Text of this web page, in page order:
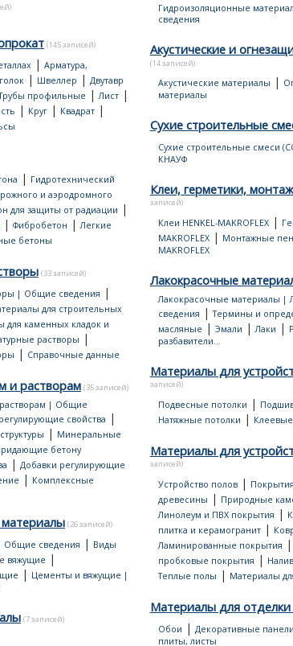
(145 записей)
| Арматура,
| Швеллер | Двутавр
профильные |Лист|
| Круг| Квадрат|
| Гидротехнический
и аэродромного
для защиты от радиации |
| Фибробетон |Легкие
бетоны
(33 записей)
| Общие сведения |
для строительных
для каменных кладок и
растворы |
| Справочные данные
и растворам (35 записей)
| Общие
свойства |
| Минеральные
бетону
| Добавки регулирующие
| Комплексные
(26 записей)
Общие сведения | Виды
вяжущие |
| Цементы и вяжущие |
(7 записей)
Гидроизоляционные
сведения
Акустические и
(14 записей)
Акустические материалы |
материалы
Сухие строительные
Сухие строительные смеси
КНАУФ
Клеи, герметики,
записей)
Клеи HENKEL-MAKROFLEX|
MAKROFLEX| Монтажные
MAKROFLEX
Лакокрасочные
Лакокрасочные материалы
сведения |Термины и
масляные | Эмали |Лаки |
разбавители...
Материалы для
записей)
Подвесные потолки |
Натяжные потолки |
Материалы для
записей)
Устройство полов|
древесины | Природные
Линолеум и ПВХ покрытия |
плитка и керамогранит|
Ламинированные покрытия |
пробковые покрытия |
Теплые полы | Материалы
Материалы для отделки
Обои | Декоративные панели
плиты, листы